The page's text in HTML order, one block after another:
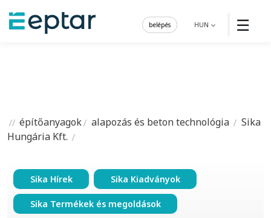
☰
HUN
belépés
építőanyagok alapozás és beton technológia
Sika
Hungária Kft.
Sika Hírek Sika Kiadványok
Sika Termékek és megoldások